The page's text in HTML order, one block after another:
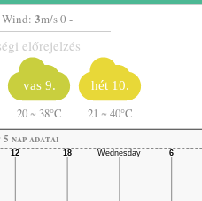
3m/s 0 -
előrejelzés
vas 9.
20 ~ 38°C
hét 10.
21 ~ 40°C
nap adatai